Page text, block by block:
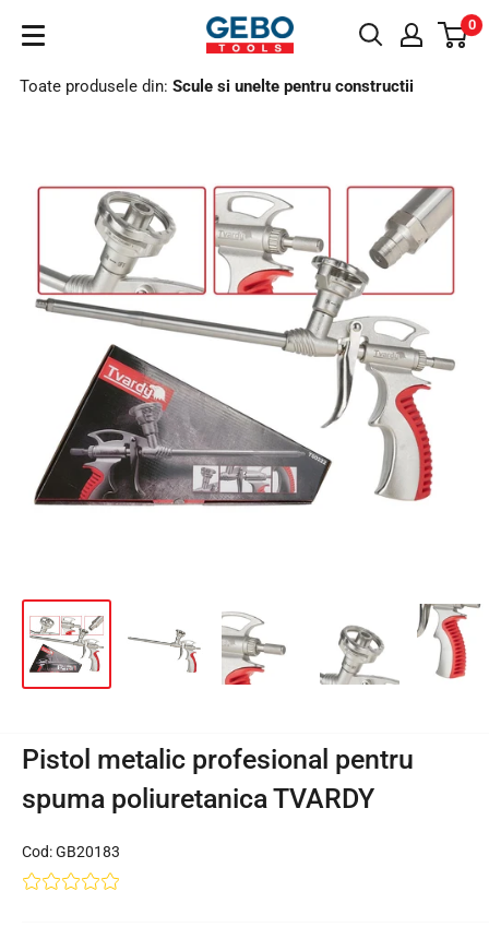
conținut
GeboTools.ro 0
Toate produsele din: Scule si unelte pentru constructii
Pistol metalic profesional pentru
spuma poliuretanica TVARDY
Cod:GB20183